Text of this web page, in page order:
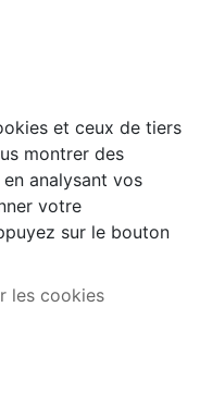
et ceux de tiers
montrer des
analysant vos
votre
sur le bouton
les cookies